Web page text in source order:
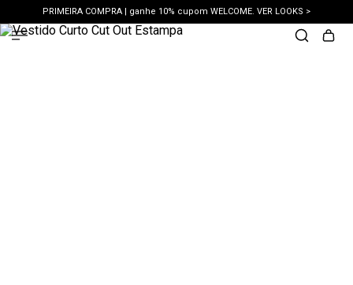
PRIMEIRA COMPRA | ganhe 10% cupom WELCOME. VER LOOKS >
PIX | 5% off no pix à vista. APROVEITAR >